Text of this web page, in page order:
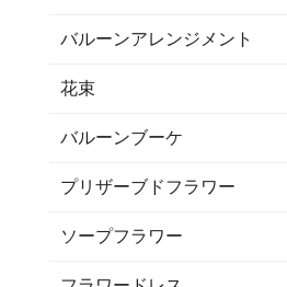
バルーンアレンジメント
花束
バルーンブーケ
プリザーブドフラワー
ソープフラワー